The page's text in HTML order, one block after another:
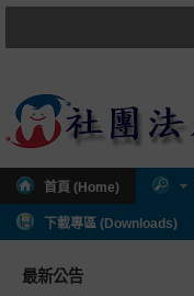
首頁 (Home)
下載專區 (Downloads)
最新公告